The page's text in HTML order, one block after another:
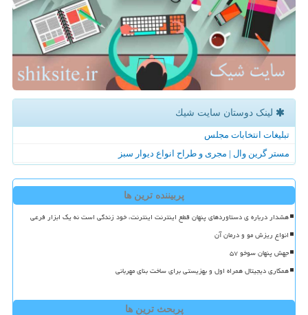
لینک دوستان سایت شیك
تبلیغات انتخابات مجلس
مستر گرین وال | مجری و طراح انواع دیوار سبز
پربیننده ترین ها
هشدار درباره ی دستاوردهای پنهان قطع اینترنت اینترنت، خود زندگی است نه یک ابزار فرعی
انواع ریزش مو و درمان آن
جهش پنهان سوخو ۵۷
همکاری دیجیتال همراه اول و بهزیستی برای ساخت بنای مهربانی
پربحث ترین ها